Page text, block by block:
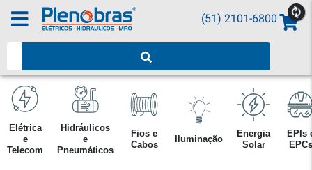
(51) 2101-6800
Elétrica
e
Telecom
Hidráulicos
e
Pneumáticos
Fios e
Cabos
Iluminação
Energia
Solar
EPIs
EPCs